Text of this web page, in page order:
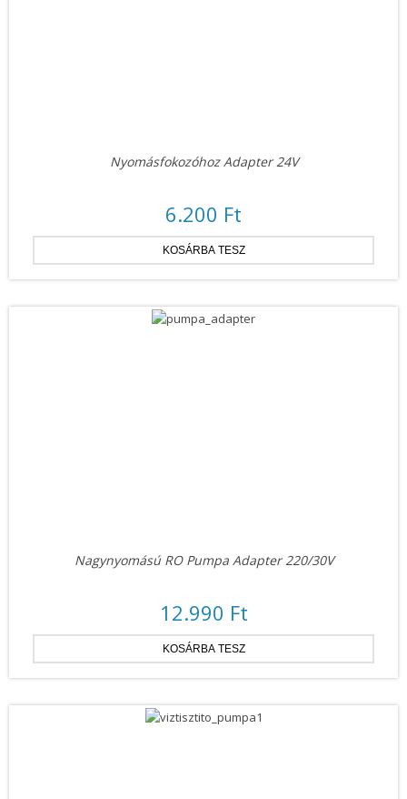
Nyomásfokozóhoz Adapter 24V
6.200 Ft
Nagynyomású RO Pumpa Adapter 220/30V
12.990 Ft